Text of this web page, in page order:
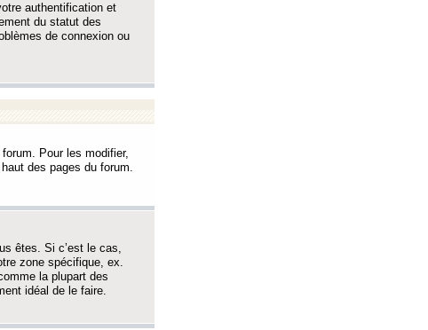
authentification et
du statut des
de connexion ou
Pour les modifier,
des pages du forum.
êtes. Si c’est le cas,
zone spécifique, ex.
la plupart des
idéal de le faire.